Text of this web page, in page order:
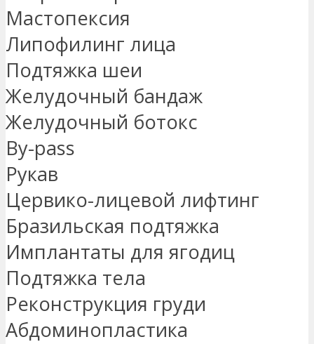
Мастопексия
Липофилинг лица
Подтяжка шеи
Желудочный бандаж
Желудочный ботокс
By-pass
Рукав
Цервико-лицевой лифтинг
Бразильская подтяжка
Имплантаты для ягодиц
Подтяжка тела
Реконструкция груди
Абдоминопластика